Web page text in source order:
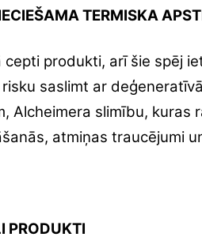
TERMISKA
cepti produkti, arī šie spēj
saslimt ar
Alcheimera slimību, kuras
atmiņas traucējumi
PRODUKTI